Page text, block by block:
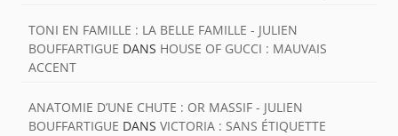
TONI EN FAMILLE : LA BELLE FAMILLE - JULIEN
BOUFFARTIGUE DANS HOUSE OF GUCCI : MAUVAIS
ACCENT
ANATOMIE D’UNE CHUTE : OR MASSIF - JULIEN
BOUFFARTIGUE DANS VICTORIA : SANS ÉTIQUETTE